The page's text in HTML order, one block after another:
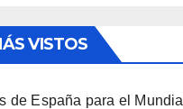
VISTOS
de España para el Mundial